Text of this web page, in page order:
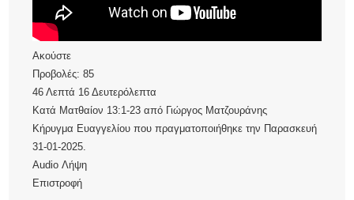
Ακούστε
Προβολές:85
46 Λεπτά 16 Δευτερόλεπτα
Κατά Ματθαίον 13:1-23 από Γιώργος Ματζουράνης
Κήρυγμα Ευαγγελίου που πραγματοποιήθηκε την Παρασκευή
31-01-2025.
Audio Λήψη
Επιστροφή